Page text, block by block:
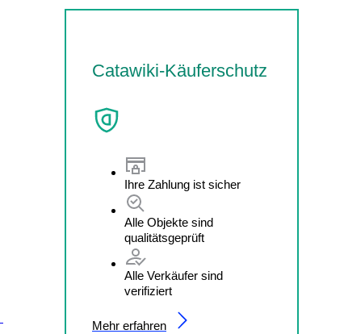
Catawiki-Käuferschutz
Ihre Zahlung ist sicher
Alle Objekte sind
qualitätsgeprüft
Alle Verkäufer sind
verifiziert
Mehr erfahren